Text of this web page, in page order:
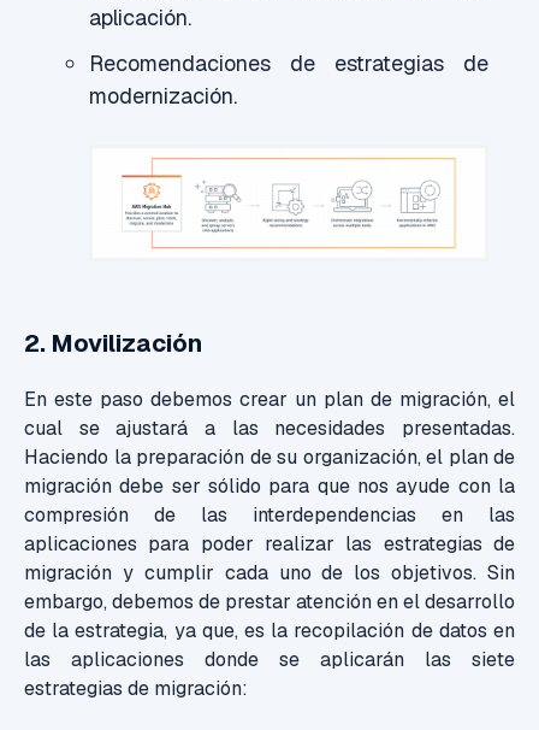
aplicación.
Recomendaciones de estrategias de
modernización.
2. Movilización
En este paso debemos crear un plan de migración, el
cual se ajustará a las necesidades presentadas.
Haciendo la preparación de su organización, el plan de
migración debe ser sólido para que nos ayude con la
compresión de las interdependencias en las
aplicaciones para poder realizar las estrategias de
migración y cumplir cada uno de los objetivos. Sin
embargo, debemos de prestar atención en el desarrollo
de la estrategia, ya que, es la recopilación de datos en
las aplicaciones donde se aplicarán las siete
estrategias de migración: